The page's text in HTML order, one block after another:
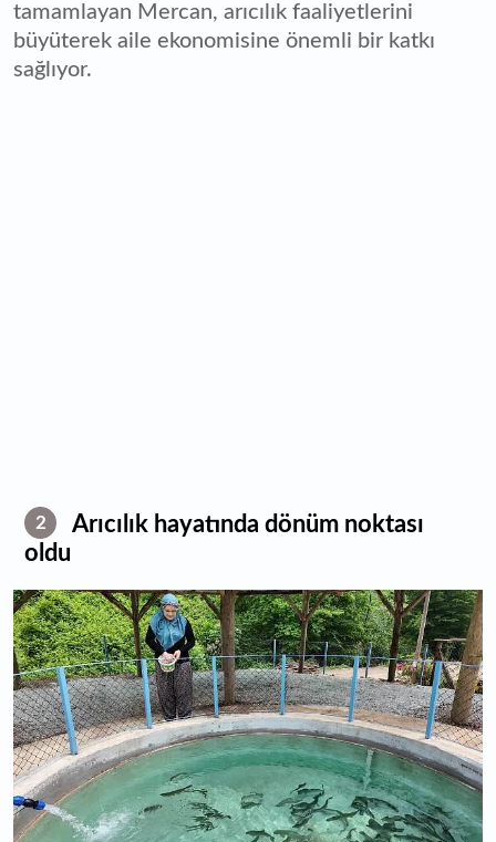
tamamlayan Mercan, arıcılık faaliyetlerini
büyüterek aile ekonomisine önemli bir katkı
sağlıyor.
2
Arıcılık hayatında dönüm noktası
oldu